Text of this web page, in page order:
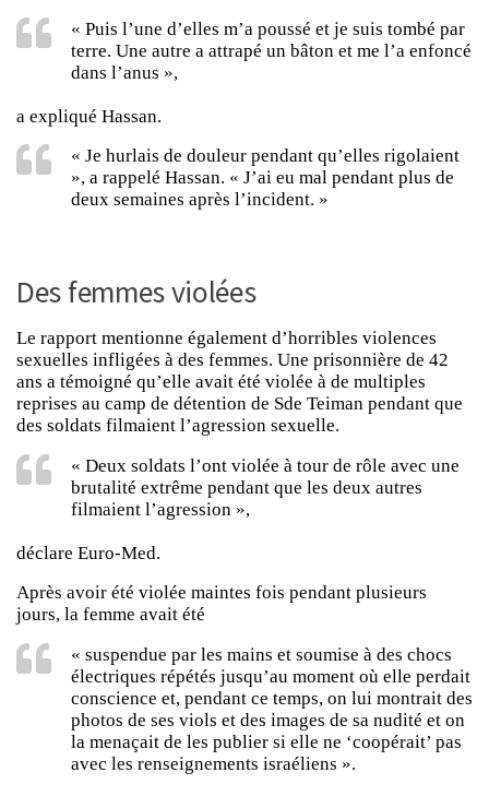
« Puis l’une d’elles m’a poussé et je suis tombé par
terre. Une autre a attrapé un bâton et me l’a enfoncé
dans l’anus »,
a expliqué Hassan.
« Je hurlais de douleur pendant qu’elles rigolaient
», a rappelé Hassan. « J’ai eu mal pendant plus de
deux semaines après l’incident. »
Des femmes violées
Le rapport mentionne également d’horribles violences
sexuelles infligées à des femmes. Une prisonnière de 42
ans a témoigné qu’elle avait été violée à de multiples
reprises au camp de détention de Sde Teiman pendant que
des soldats filmaient l’agression sexuelle.
« Deux soldats l’ont violée à tour de rôle avec une
brutalité extrême pendant que les deux autres
filmaient l’agression »,
déclare Euro-Med.
Après avoir été violée maintes fois pendant plusieurs
jours, la femme avait été
« suspendue par les mains et soumise à des chocs
électriques répétés jusqu’au moment où elle perdait
conscience et, pendant ce temps, on lui montrait des
photos de ses viols et des images de sa nudité et on
la menaçait de les publier si elle ne ‘coopérait’ pas
avec les renseignements israéliens ».